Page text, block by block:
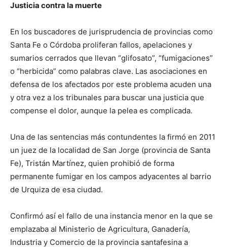
Justicia contra la muerte
En los buscadores de jurisprudencia de provincias como
Santa Fe o Córdoba proliferan fallos, apelaciones y
sumarios cerrados que llevan “glifosato”, “fumigaciones”
o “herbicida” como palabras clave. Las asociaciones en
defensa de los afectados por este problema acuden una
y otra vez a los tribunales para buscar una justicia que
compense el dolor, aunque la pelea es complicada.
Una de las sentencias más contundentes la firmó en 2011
un juez de la localidad de San Jorge (provincia de Santa
Fe), Tristán Martínez, quien prohibió de forma
permanente fumigar en los campos adyacentes al barrio
de Urquiza de esa ciudad.
Confirmó así el fallo de una instancia menor en la que se
emplazaba al Ministerio de Agricultura, Ganadería,
Industria y Comercio de la provincia santafesina a